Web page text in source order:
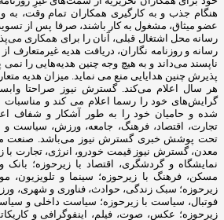
هنگام جذب و به کارگیری همکاران تمام وقت، به
عضو میثاق، مشغول به کار باشند، صرفا پس از
رسانه محل اشتغال قبلی، آنان را برای همکاری
رسانه و روزنامه ‌نگاران، دریافت هدیه غیرمتعارف
ناپسند می‌داند و به ‌هیچ ‌وجه چنین هدیه‌هایی را نمی
پذیرش چنین هدایایی منع می نماید. میزان هدیه
هر سال اعلام می‌کند. گسترش نیوز صراحتا
گرایش‌های خود را رسما اعلام می کند و مناسبات
شده و حامیان خود را به ‌طور آشکار و شفاف
تجارت، اقتصاد، فرهنگ، جامعه، ورزش، سیاست
تحت پوشش خبری گسترش نیوز می‌باشد. صنعت
معدن، گسترش نیوز قیمت خودرو، انرژی، تجارت با
نمایشگاه و گردشگری، اقتصاد با زیرحوزه؛
مسکن، فرهنگ با زیرحوزه؛ سینما و تلویزیون،
زیرحوزه؛ سبک زندگی، حوادث، فناوری و شهری،
فوتبال، سیاست با زیرحوزه؛ سیاست داخلی و
زیرحوزه؛ عکس، صوت، فیلم، اینفوگرافی و